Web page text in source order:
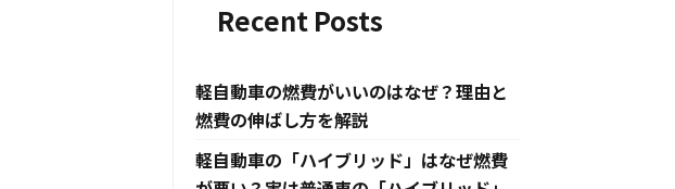
Recent Posts
軽自動車の燃費がいいのはなぜ？理由と
燃費の伸ばし方を解説
軽自動車の「ハイブリッド」はなぜ燃費